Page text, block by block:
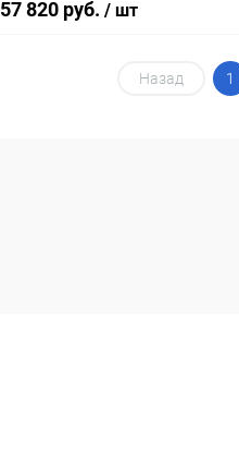
57 820 руб. / шт
Назад 1